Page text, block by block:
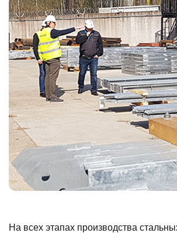
На всех этапах производства